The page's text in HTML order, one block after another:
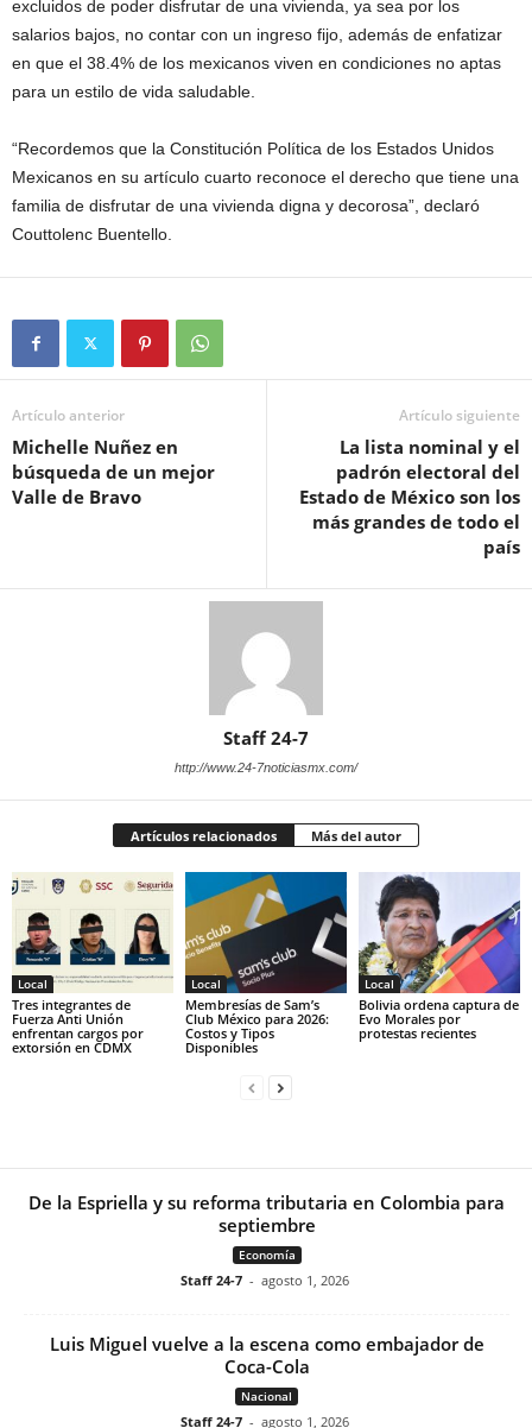
excluidos de poder disfrutar de una vivienda, ya sea por los
salarios bajos, no contar con un ingreso fijo, además de enfatizar
en que el 38.4% de los mexicanos viven en condiciones no aptas
para un estilo de vida saludable.
“Recordemos que la Constitución Política de los Estados Unidos
Mexicanos en su artículo cuarto reconoce el derecho que tiene una
familia de disfrutar de una vivienda digna y decorosa”, declaró
Couttolenc Buentello.
Artículo anterior
Michelle Nuñez en
búsqueda de un mejor
Valle de Bravo
Artículo siguiente
La lista nominal y el
padrón electoral del
Estado de México son los
más grandes de todo el
país
Staff 24-7
http://www.24-7noticiasmx.com/
Artículos relacionados Más del autor
Local
Tres integrantes de
Fuerza Anti Unión
enfrentan cargos por
extorsión en CDMX
Local
Membresías de Sam’s
Club México para 2026:
Costos y Tipos
Disponibles
Local
Bolivia ordena captura de
Evo Morales por
protestas recientes
De la Espriella y su reforma tributaria en Colombia para
septiembre
Economía
Staff 24-7 - agosto 1, 2026
Luis Miguel vuelve a la escena como embajador de
Coca-Cola
Nacional
Staff 24-7 - agosto 1, 2026